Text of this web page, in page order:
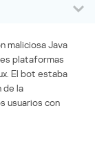
maliciosa Java
plataformas
El bot estaba
de la
usuarios con